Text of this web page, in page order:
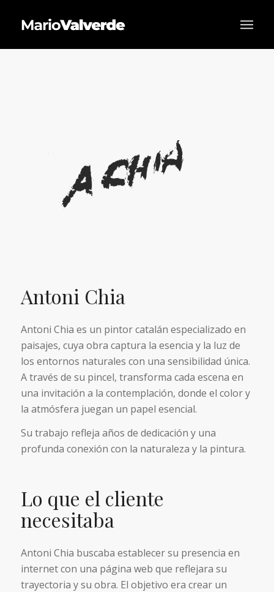
Antoni Chia
Antoni Chia es un pintor catalán especializado en
paisajes, cuya obra captura la esencia y la luz de
los entornos naturales con una sensibilidad única.
A través de su pincel, transforma cada escena en
una invitación a la contemplación, donde el color y
la atmósfera juegan un papel esencial.
Su trabajo refleja años de dedicación y una
profunda conexión con la naturaleza y la pintura.
Lo que el cliente
necesitaba
Antoni Chia buscaba establecer su presencia en
internet con una página web que reflejara su
trayectoria y su obra. El objetivo era crear un